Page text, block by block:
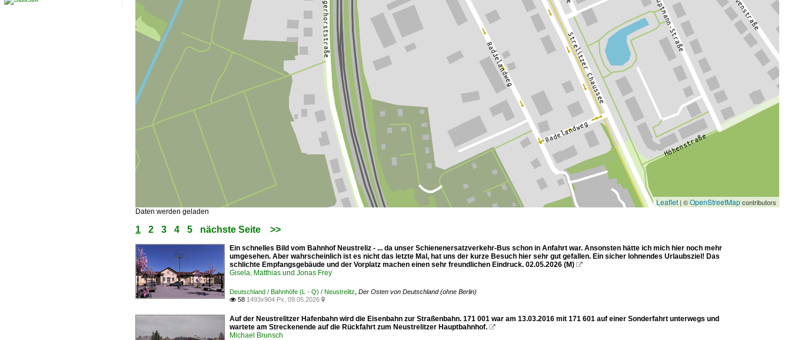
Leaflet | ©OpenStreetMapcontributors
Daten werden geladen
1 2 3 4 5 nächste Seite >>
Ein schnelles Bild vom Bahnhof Neustreliz - ... da unser Schienenersatzverkehr-Bus schon in Anfahrt war. Ansonsten hätte ich mich hier noch mehr
umgesehen. Aber wahrscheinlich ist es nicht das letzte Mal, hat uns der kurze Besuch hier sehr gut gefallen. Ein sicher lohnendes Urlaubsziel! Das
schlichte Empfangsgebäude und der Vorplatz machen einen sehr freundlichen Eindruck. 02.05.2026 (M) 
Gisela, Matthias und Jonas Frey
Deutschland / Bahnhöfe (L - Q) / Neustrelitz Der Osten von Deutschland (ohne Berlin)
 58 1493x904 Px, 09.05.2026 
Auf der Neustrelitzer Hafenbahn wird die Eisenbahn zur Straßenbahn. 171 001 war am 13.03.2016 mit 171 601 auf einer Sonderfahrt unterwegs und
wartete am Streckenende auf die Rückfahrt zum Neustrelitzer Hauptbahnhof. 
Michael Brunsch